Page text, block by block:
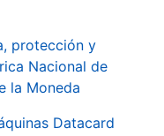
protección y
Nacional de
la Moneda
Datacard